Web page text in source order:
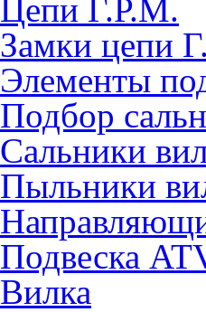
Цепи Г.Р.М.
Замки цепи
Элементы
Подбор
Сальники
Пыльники
Подвеска
Вилка